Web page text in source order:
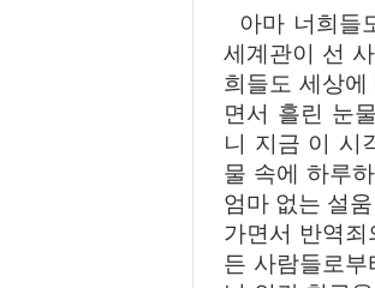
아마 너희들
세계관이 선
희들도 세상
면서 흘린 눈
니 지금 이 시
물 속에 하루
엄마 없는 설
가면서 반역
든 사람들로